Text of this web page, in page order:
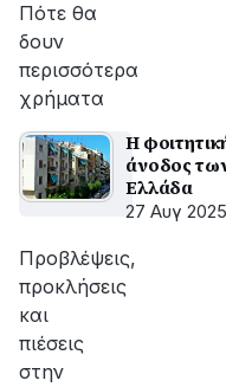
Πότε θα
δουν
περισσότερα
χρήματα
Η
άνοδος
Ελλάδα
27 Αυγ 2025
Προβλέψεις,
προκλήσεις
και
πιέσεις
στην